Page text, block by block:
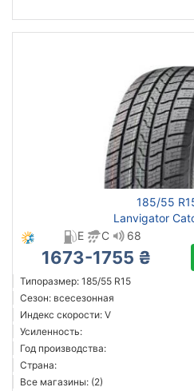
185/55
Lanvigator
E
C 68
1673-1755 ₴
Типоразмер: 185/55 R15
Сезон: всесезонная
Индекс скорости: V
Усиленность:
Год производства:
Страна:
Все магазины: (2)